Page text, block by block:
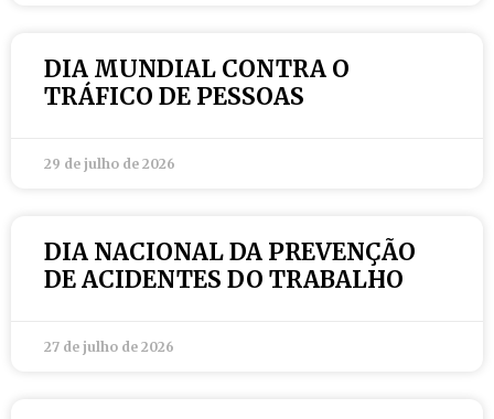
DIA MUNDIAL CONTRA O
TRÁFICO DE PESSOAS
29 de julho de 2026
DIA NACIONAL DA PREVENÇÃO
DE ACIDENTES DO TRABALHO
27 de julho de 2026